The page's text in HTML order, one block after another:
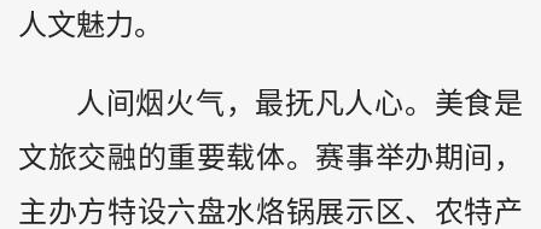
人文魅力。
人间烟火气，最抚凡人心。美食是
文旅交融的重要载体。赛事举办期间，
主办方特设六盘水烙锅展示区、农特产